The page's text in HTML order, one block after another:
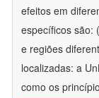
efeitos em
específicos são:
e regiões
localizadas: a
como os